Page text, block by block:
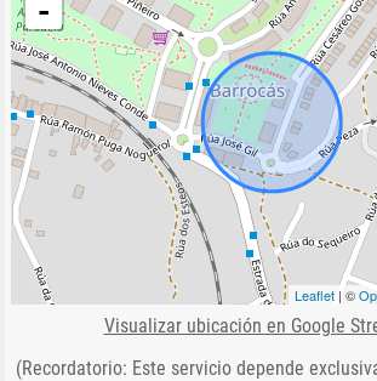
-
Leaflet | ©
Visualizar ubicación en Google
(Recordatorio: Este servicio depende